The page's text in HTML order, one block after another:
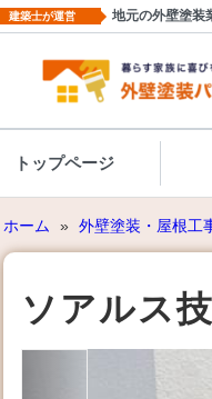
建築士が運営 地元の外壁塗装
トップページ
ホーム » 外壁塗装・屋根工
ソアルス